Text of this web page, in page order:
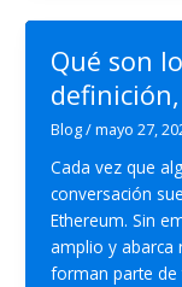
con
Bitcoin:
guía
legal
Qué son
Blog/mayo 27,
Cada vez que
conversación
Ethereum. Sin
amplio y abarca
forman parte de